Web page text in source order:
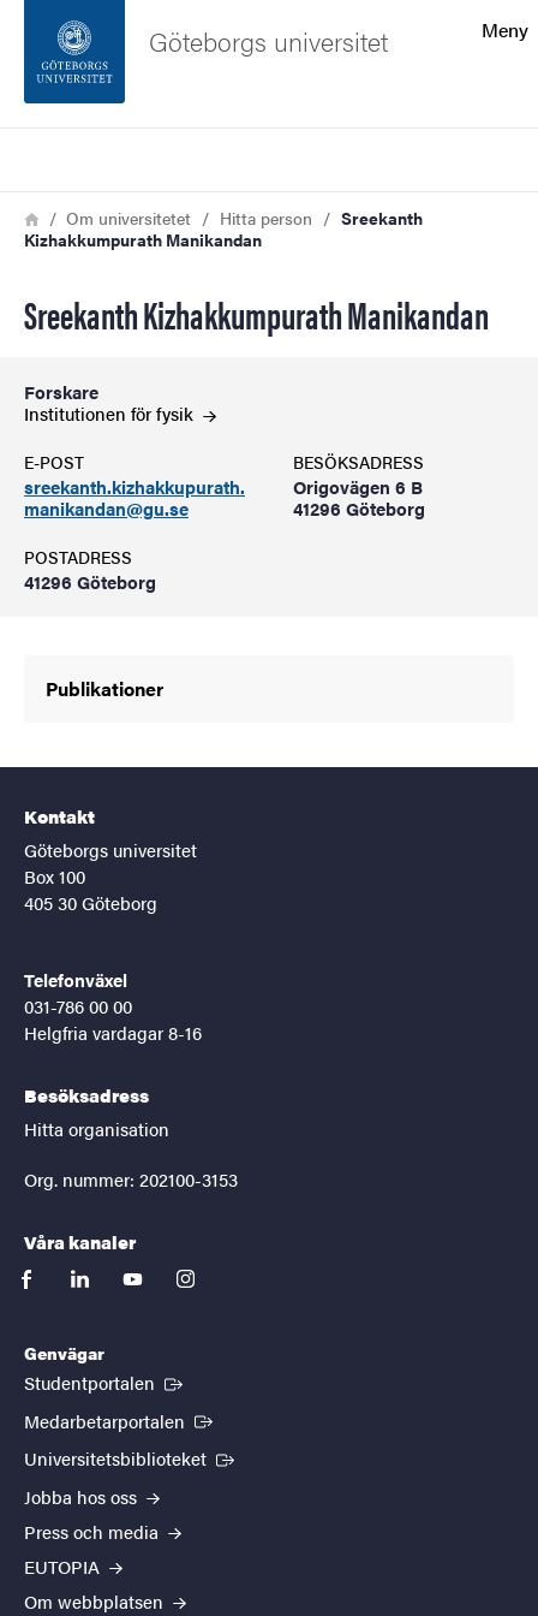
Sidfoten
Om webbplatsen
Meny
Göteborgs universitet
Länkstig
HemOm universitetet Hitta person
Sreekanth
Kizhakkumpurath Manikandan
Sreekanth Kizhakkumpurath Manikandan
Forskare
Institutionen förfysik
E-POST
sreekanth.kizhakkupurath.
manikandan@gu.se
BESÖKSADRESS
Origovägen 6 B
41296 Göteborg
POSTADRESS
41296 Göteborg
Publikationer
Kontakt
Göteborgs universitet
Box 100
405 30 Göteborg
Telefonväxel
031-786 00 00
Helgfria vardagar 8-16
Besöksadress
Hitta organisation
Org. nummer: 202100-3153
Våra kanaler
facebooklinkedinyoutubeinstagram
Genvägar
Studentportalen (Extern länk)
Medarbetarportalen (Extern länk)
Universitetsbiblioteket (Extern länk)
Jobba hos oss
Press och media
EUTOPIA
Om webbplatsen